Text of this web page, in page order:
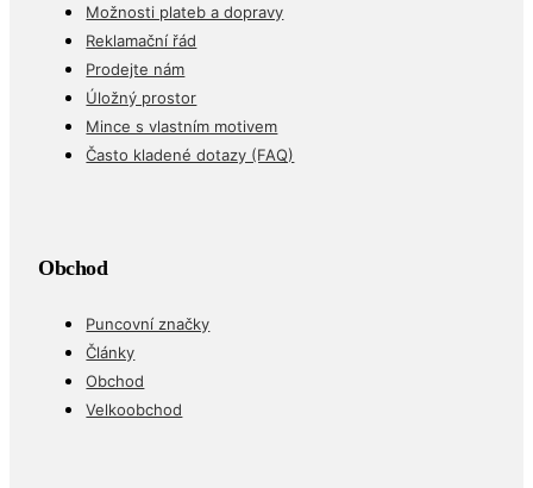
Možnosti plateb a dopravy
Reklamační řád
Prodejte nám
Úložný prostor
Mince s vlastním motivem
Často kladené dotazy (FAQ)
Obchod
Puncovní značky
Články
Obchod
Velkoobchod